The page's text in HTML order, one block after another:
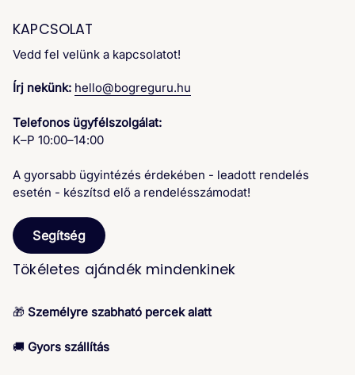
KAPCSOLAT
Vedd fel velünk a kapcsolatot!
Írj nekünk: hello@bogreguru.hu
Telefonos ügyfélszolgálat:
K–P 10:00–14:00
A gyorsabb ügyintézés érdekében - leadott rendelés
esetén - készítsd elő a rendelésszámodat!
Segítség
Tökéletes ajándék mindenkinek
🎁 Személyre szabható percek alatt
🚚 Gyors szállítás